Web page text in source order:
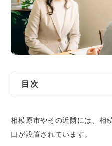
遺産相続
労働問題
債権回収
IT・ネット
資金調達
目次
相模原市役所｜弁
間に利用可能
相模原市やその近隣には、相
口が設置されています。